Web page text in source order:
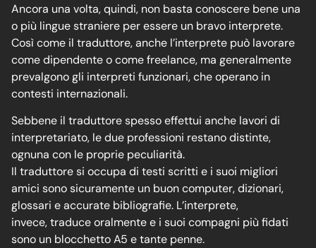
Ancora una volta, quindi, non basta conoscere bene una
o più lingue straniere per essere un bravo interprete.
Così come il traduttore, anche l’interprete può lavorare
come dipendente o come freelance, ma generalmente
prevalgono gli interpreti funzionari, che operano in
contesti internazionali.
Sebbene il traduttore spesso effettui anche lavori di
interpretariato, le due professioni restano distinte,
ognuna con le proprie peculiarità.
Il traduttore si occupa di testi scritti e i suoi migliori
amici sono sicuramente un buon computer, dizionari,
glossari e accurate bibliografie. L’interprete,
invece, traduce oralmente e i suoi compagni più fidati
sono un blocchetto A5 e tante penne.